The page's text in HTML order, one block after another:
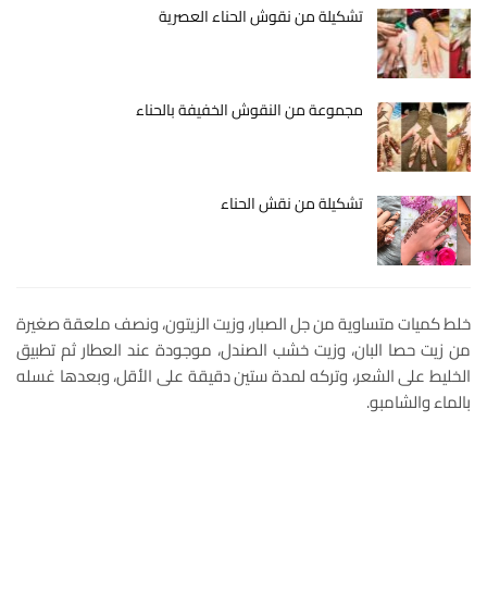
تشكيلة من نقوش الحناء العصرية
مجموعة من النقوش الخفيفة بالحناء
تشكيلة من نقش الحناء
خلط كميات متساوية من جل الصبار، وزيت الزيتون، ونصف ملعقة صغيرة
من زيت حصا البان، وزيت خشب الصندل، موجودة عند العطار ثم تطبيق
الخليط على الشعر، وتركه لمدة ستين دقيقة على الأقل، وبعدها غسله
بالماء والشامبو.